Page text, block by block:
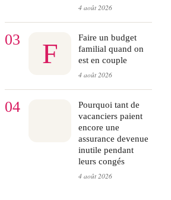
4 août 2026
03 F
Faire un budget
familial quand on
est en couple
4 août 2026
04
Pourquoi tant de
vacanciers paient
encore une
assurance devenue
inutile pendant
leurs congés
4 août 2026